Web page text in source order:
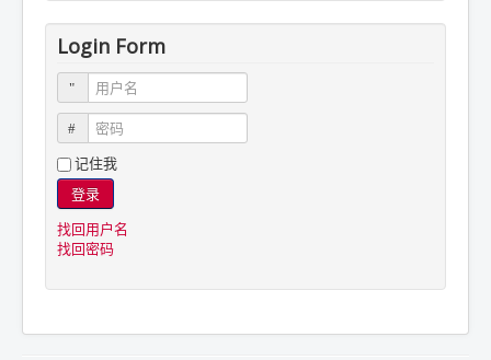
Login Form
用户名
密码
记住我
登录
找回用户名
找回密码